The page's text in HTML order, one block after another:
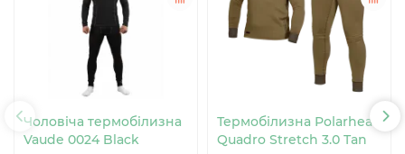
Чоловіча термобілизна
Vaude 0024 Black
Термобілизна Polarheat
Quadro Stretch 3.0 Tan